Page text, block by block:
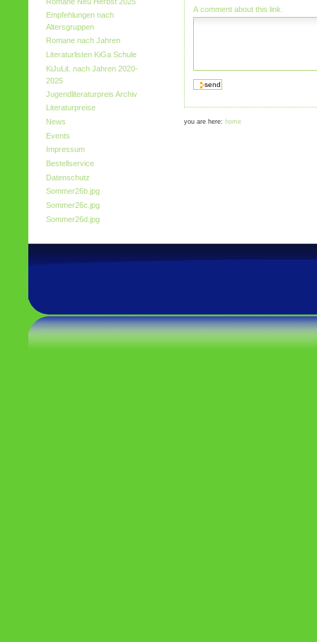
Empfehlungen nach
Altersgruppen
Romane nach Jahren
Literaturlisten KiGa Schule
KiJuLit. nach Jahren 2020-
2025
Jugendliteraturpreis Archiv
Literaturpreise
News
Events
Impressum
Bestellservice
Datenschutz
Sommer26b.jpg
Sommer26c.jpg
Sommer26d.jpg
A comment about this link.
you are here: home